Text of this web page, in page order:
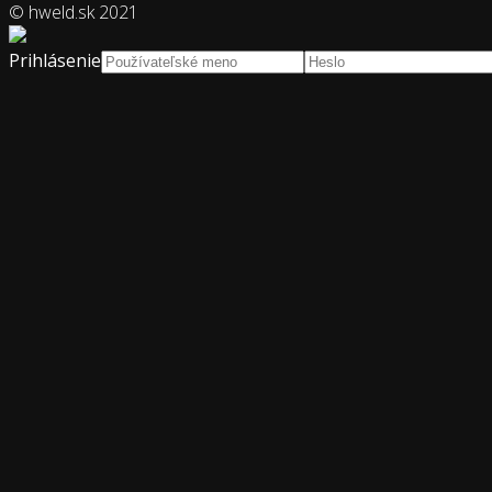
© hweld.sk 2021
Prihlásenie